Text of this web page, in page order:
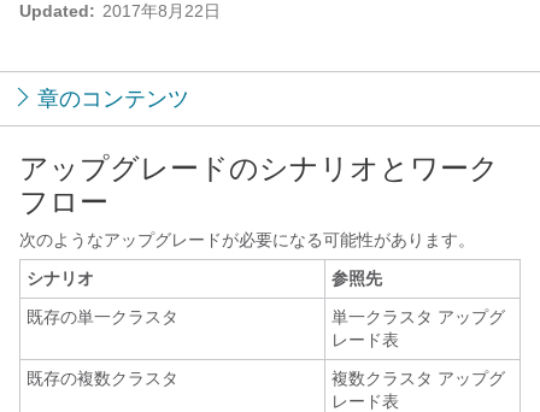
Updated: 2017年8月22日
章のコンテンツ
アップグレードのシナリオとワーク
フロー
次のようなアップグレードが必要になる可能性があります。
シナリオ
参照先
既存の単一クラスタ
単一クラスタ アップグ
レード表
既存の複数クラスタ
複数クラスタ アップグ
レード表